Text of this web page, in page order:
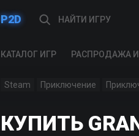
P2D
КАТАЛОГ ИГР РАСПРОДАЖА
Steam Приключение
КУПИТЬ